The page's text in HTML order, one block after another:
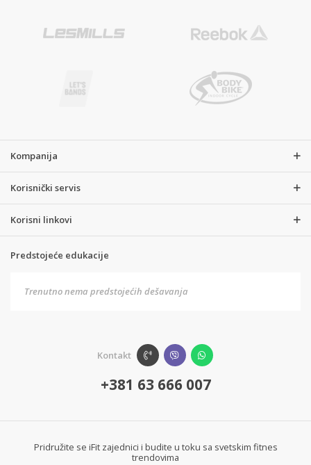
Kompanija
Korisnički servis
Korisni linkovi
Predstojeće edukacije
Trenutno nema predstojećih dešavanja
Kontakt
+381 63 666 007
Pridružite se iFit zajednici i budite u toku sa svetskim fitnes
trendovima